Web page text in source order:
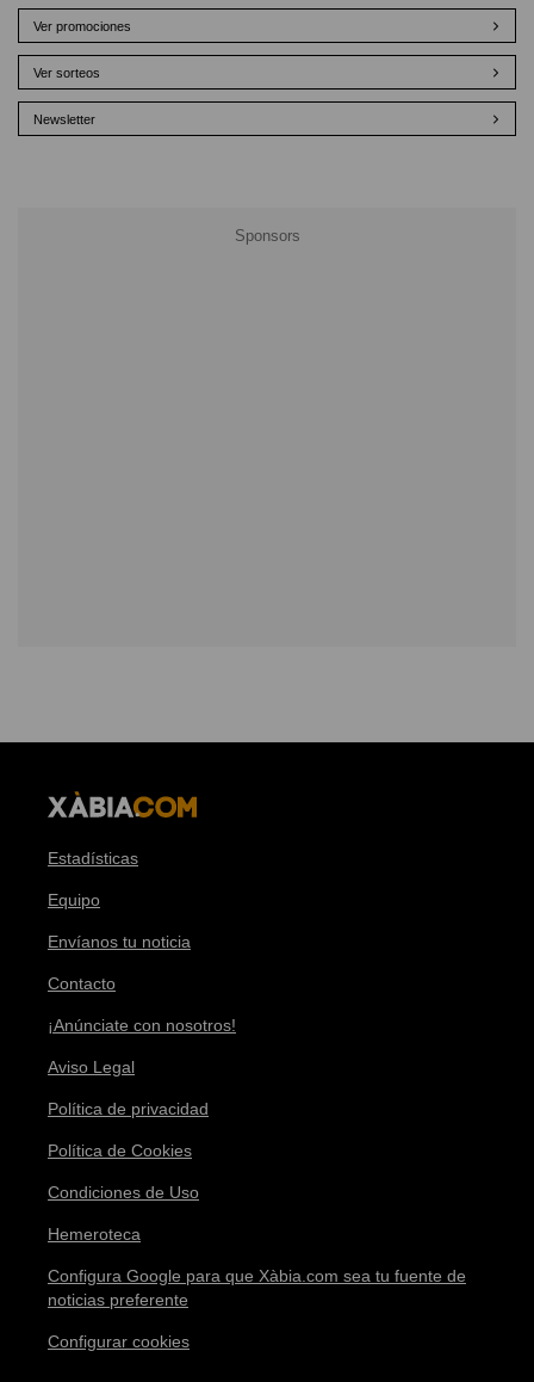
Ver promociones
Ver sorteos
Newsletter
Estadísticas
Equipo
Envíanos tu noticia
Contacto
¡Anúnciate con nosotros!
Aviso Legal
Política de privacidad
Política de Cookies
Condiciones de Uso
Hemeroteca
Configura Google para que Xàbia.com sea tu fuente de
noticias preferente
Configurar cookies